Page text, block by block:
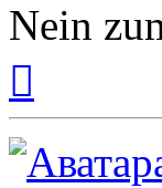
Nein
началу